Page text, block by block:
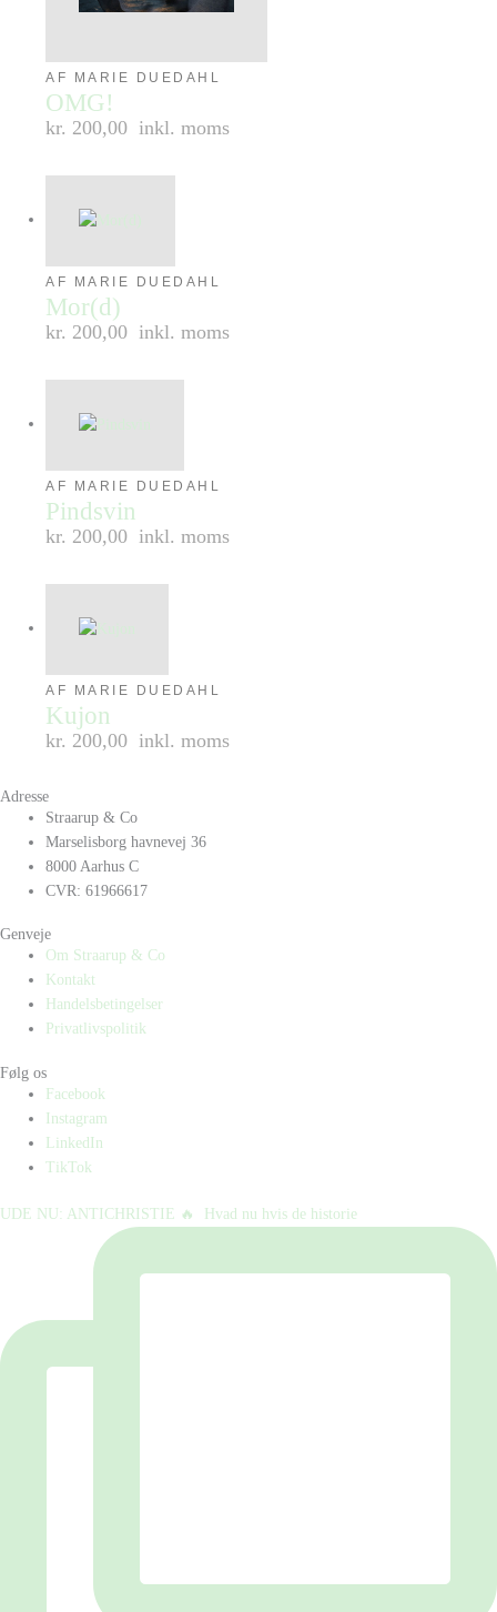
AF MARIE DUEDAHL
OMG!
kr. 200,00 inkl. moms
AF MARIE DUEDAHL
Mor(d)
kr. 200,00 inkl. moms
AF MARIE DUEDAHL
Pindsvin
kr. 200,00 inkl. moms
AF MARIE DUEDAHL
Kujon
kr. 200,00 inkl. moms
Adresse
Straarup & Co
Marselisborg havnevej 36
8000 Aarhus C
CVR: 61966617
Genveje
Om Straarup & Co
Kontakt
Handelsbetingelser
Privatlivspolitik
Følg os
Facebook
Instagram
LinkedIn
TikTok
UDE NU: ANTICHRISTIE 🔥⁠ ⁠ Hvad nu hvis de historie